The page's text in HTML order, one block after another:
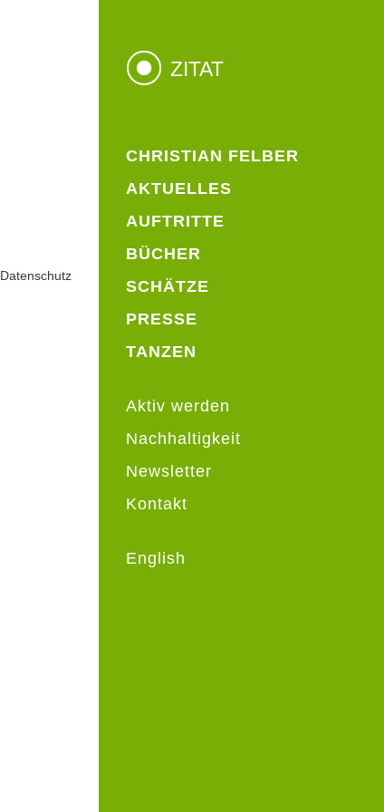
CHRISTIAN FELBER
AKTUELLES
AUFTRITTE
BÜCHER
SCHÄTZE
PRESSE
TANZEN
Aktiv werden
Nachhaltigkeit
Newsletter
Kontakt
English
ZITAT
Datenschutz